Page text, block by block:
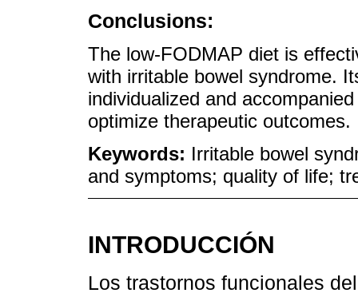
Conclusions:
The low-FODMAP diet is
with irritable bowel syndrome.
individualized and
optimize therapeutic outcomes.
Keywords: Irritable bowel
and symptoms; quality of life;
INTRODUCCIÓN
Los trastornos funcionales